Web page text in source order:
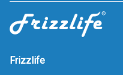
Frizzlife